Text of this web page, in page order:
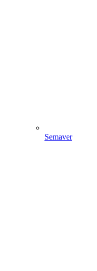
Semaver